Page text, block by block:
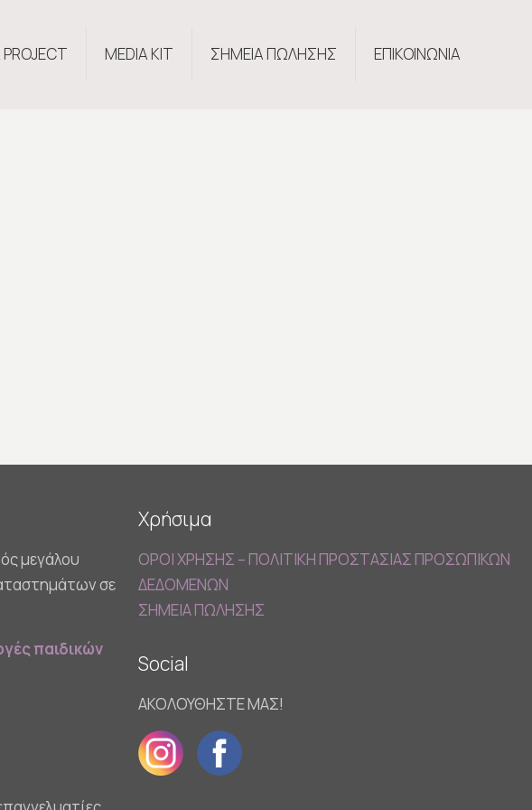
PROJECT MEDIA KIT ΣΗΜΕΙΑ ΠΩΛΗΣΗΣ ΕΠΙΚΟΙΝΩΝΙΑ
μεγάλου
σε
παιδικών
Χρήσιμα
ΟΡΟΙ ΧΡΗΣΗΣ – ΠΟΛΙΤΙΚΗ ΠΡΟΣΤΑΣΙΑΣ ΠΡΟΣΩΠΙΚΩΝ
ΔΕΔΟΜΕΝΩΝ
ΣΗΜΕΙΑ ΠΩΛΗΣΗΣ
Social
ΑΚΟΛΟΥΘΗΣΤΕ ΜΑΣ!